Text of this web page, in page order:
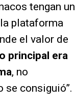
tengan un
plataforma
el valor de
principal era
, no
se consiguió”.